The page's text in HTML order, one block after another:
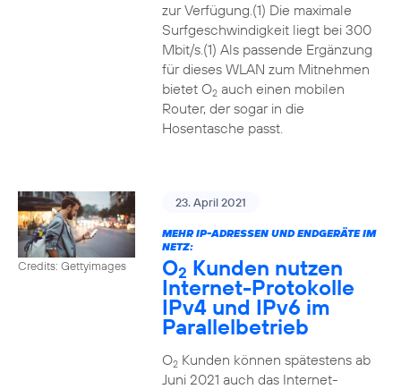
zur Verfügung.(1) Die maximale
Surfgeschwindigkeit liegt bei 300
Mbit/s.(1) Als passende Ergänzung
für dieses WLAN zum Mitnehmen
bietet O2auch einen mobilen
Router, der sogar in die
Hosentasche passt.
Credits: Gettyimages
23. April 2021
MEHR IP-ADRESSEN UND ENDGERÄTE IM
NETZ:
O2 Kunden nutzen
Internet-Protokolle
IPv4 und IPv6 im
Parallelbetrieb
O2Kunden können spätestens ab
Juni 2021 auch das Internet-